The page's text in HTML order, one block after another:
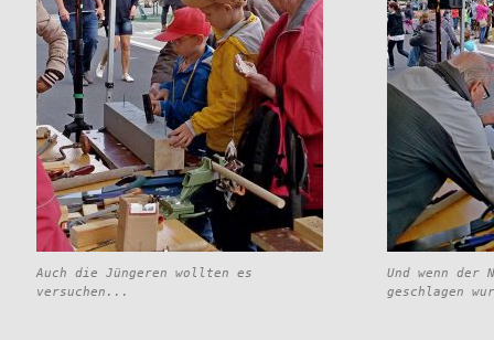
Auch die Jüngeren wollten es
versuchen...
Und wenn der
geschlagen